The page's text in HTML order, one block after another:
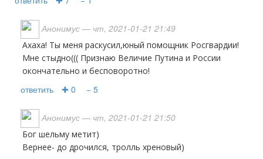
Анонимус — чт, 2021-01-21 21:49
Ахаха! Ты меня раскусил,юный помощник Росгвардии!
Мне стыдно((( Признаю Величие Путина и России
окончательно и бесповоротно!
ответить ✚ 0 − 5
Анонимус — чт, 2021-01-21 21:50
Бог шельму метит)
Вернее- до дрочился, тролль хреновый)